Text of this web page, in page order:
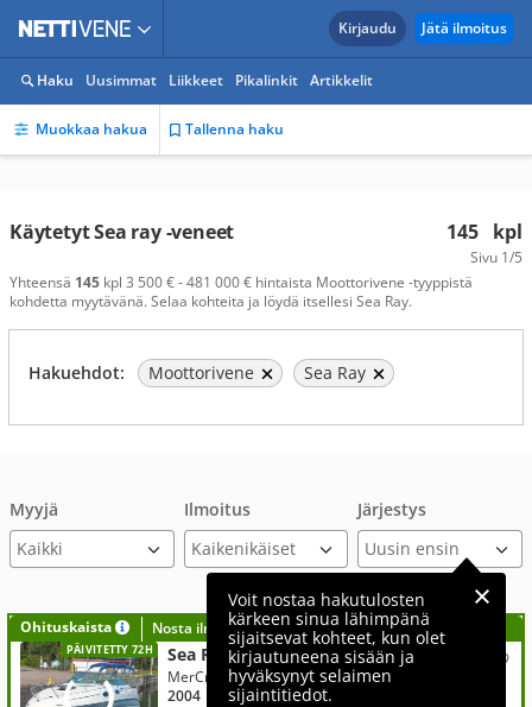
Kirjaudu Jätä ilmoitus
Haku Uusimmat Liikkeet Pikalinkit Artikkelit
Muokkaa hakua Tallenna haku
145 kpl
Sivu 1/5
Käytetyt Sea ray -veneet
Yhteensä 145 kpl 3 500 € - 481 000 € hintaista Moottorivene -tyyppistä
kohdetta myytävänä. Selaa kohteita ja löydä itsellesi Sea Ray.
Hakuehdot: Moottorivene Sea Ray
Myyjä Ilmoitus Järjestys
Voit nostaa hakutulosten
kärkeen sinua lähimpänä
sijaitsevat kohteet, kun olet
kirjautuneena sisään ja
hyväksynyt selaimen
sijaintitiedot.
Ohituskaista Nosta ilmoituksesi tähän?
PÄIVITETTY 72H Sea Ray 240 Sundancer
MerCruiser 300 Hp
2004